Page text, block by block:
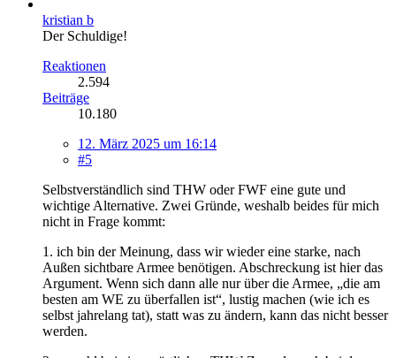
kristian b
Der Schuldige!
Reaktionen
2.594
Beiträge
10.180
12. März 2025 um 16:14
#5
Selbstverständlich sind THW oder FWF eine gute und
wichtige Alternative. Zwei Gründe, weshalb beides für mich
nicht in Frage kommt:
1. ich bin der Meinung, dass wir wieder eine starke, nach
Außen sichtbare Armee benötigen. Abschreckung ist hier das
Argument. Wenn sich dann alle nur über die Armee, „die am
besten am WE zu überfallen ist“, lustig machen (wie ich es
selbst jahrelang tat), statt was zu ändern, kann das nicht besser
werden.